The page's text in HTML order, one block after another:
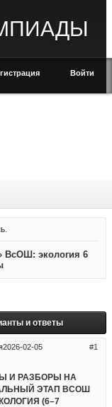
Войти
ВсОШ: экология 6
и ответы
1
2026-02-05
И РАЗБОРЫ НА
ЭТАП ВСОШ
(6–7